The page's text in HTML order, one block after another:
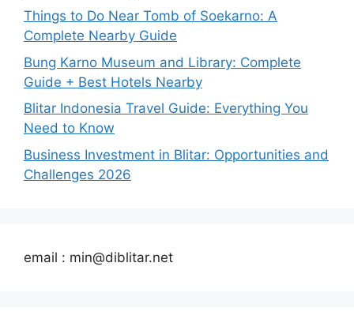
Things to Do Near Tomb of Soekarno: A
Complete Nearby Guide
Bung Karno Museum and Library: Complete
Guide + Best Hotels Nearby
Blitar Indonesia Travel Guide: Everything You
Need to Know
Business Investment in Blitar: Opportunities and
Challenges 2026
email : min@diblitar.net